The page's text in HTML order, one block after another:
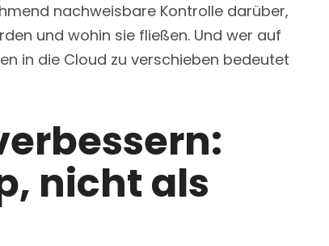
nachweisbare Kontrolle darüber,
und wohin sie fließen. Und wer auf
in die Cloud zu verschieben bedeutet
nicht als